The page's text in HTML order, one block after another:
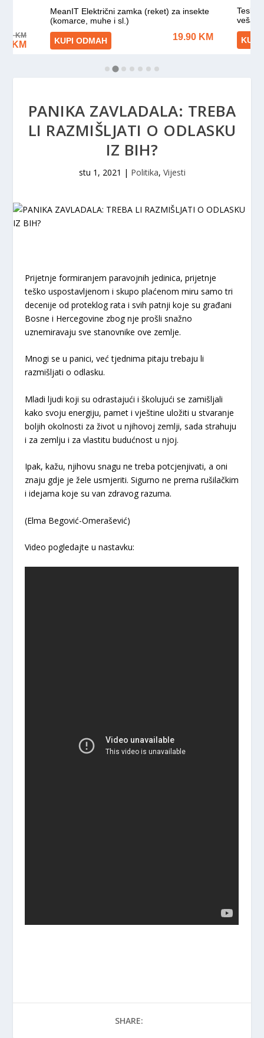
PANIKA ZAVLADALA: TREBA
LI RAZMIŠLJATI O ODLASKU
IZ BIH?
stu 1, 2021 | Politika, Vijesti
Prijetnje formiranjem paravojnih jedinica, prijetnje
teško uspostavljenom i skupo plaćenom miru samo tri
decenije od proteklog rata i svih patnji koje su građani
Bosne i Hercegovine zbog nje prošli snažno
uznemiravaju sve stanovnike ove zemlje.
Mnogi se u panici, već tjednima pitaju trebaju li
razmišljati o odlasku.
Mladi ljudi koji su odrastajući i školujući se zamišljali
kako svoju energiju, pamet i vještine uložiti u stvaranje
boljih okolnosti za život u njihovoj zemlji, sada strahuju
i za zemlju i za vlastitu budućnost u njoj.
Ipak, kažu, njihovu snagu ne treba potcjenjivati, a oni
znaju gdje je žele usmjeriti. Sigurno ne prema rušilačkim
i idejama koje su van zdravog razuma.
(Elma Begović-Omerašević)
Video pogledajte u nastavku:
SHARE: